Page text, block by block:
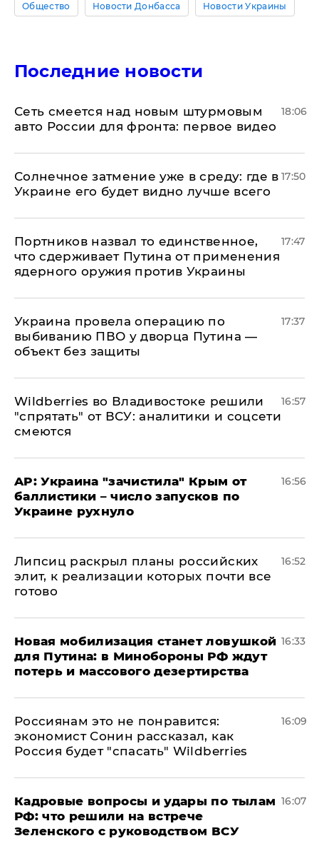
Общество Новости Донбасса Новости Украины
Последние новости
Сеть смеется над новым штурмовым
авто России для фронта: первое видео
18:06
​Солнечное затмение уже в среду: где в
Украине его будет видно лучше всего
17:50
Портников назвал то единственное,
что сдерживает Путина от применения
ядерного оружия против Украины
17:47
Украина провела операцию по
выбиванию ПВО у дворца Путина —
объект без защиты
17:37
Wildberries во Владивостоке решили
"спрятать" от ВСУ: аналитики и соцсети
смеются
16:57
AP: Украина "зачистила" Крым от
баллистики – число запусков по
Украине рухнуло
16:56
Липсиц раскрыл планы российских
элит, к реализации которых почти все
готово
16:52
​Новая мобилизация станет ловушкой
для Путина: в Минобороны РФ ждут
потерь и массового дезертирства
16:33
Россиянам это не понравится:
экономист Сонин рассказал, как
Россия будет "спасать" Wildberries
16:09
Кадровые вопросы и удары по тылам
РФ: что решили на встрече
Зеленского с руководством ВСУ
16:07